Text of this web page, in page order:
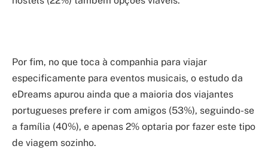
Por fim, no que toca à companhia para viajar
especificamente para eventos musicais, o estudo da
eDreams apurou ainda que a maioria dos viajantes
portugueses prefere ir com amigos (53%), seguindo-se
a família (40%), e apenas 2% optaria por fazer este tipo
de viagem sozinho.